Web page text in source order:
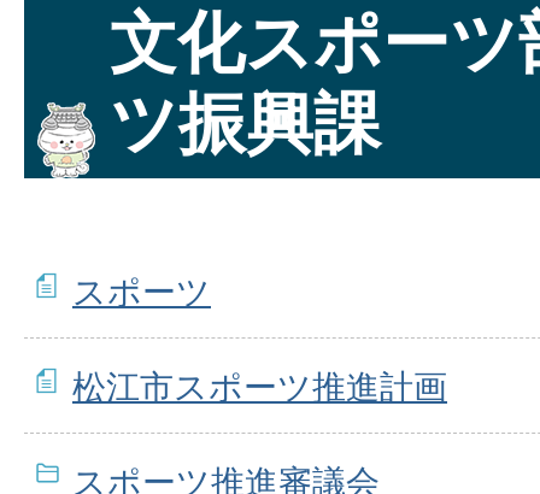
文化スポーツ
ツ振興課
スポーツ
松江市スポーツ推進計画
スポーツ推進審議会